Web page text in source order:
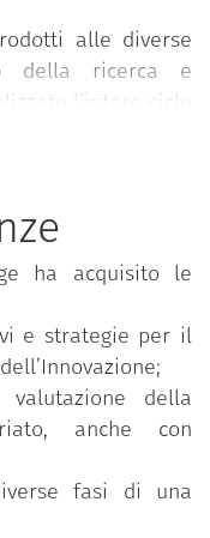
alle diverse
della ricerca e
l’intero ciclo
in particolare la
della
Sono state
introduttive sugli
e budgeting,
di schemi di
i/le partecipanti
connesse
e sfruttamento
ha acquisito le
e strategie per il
della
anche con
fasi di una